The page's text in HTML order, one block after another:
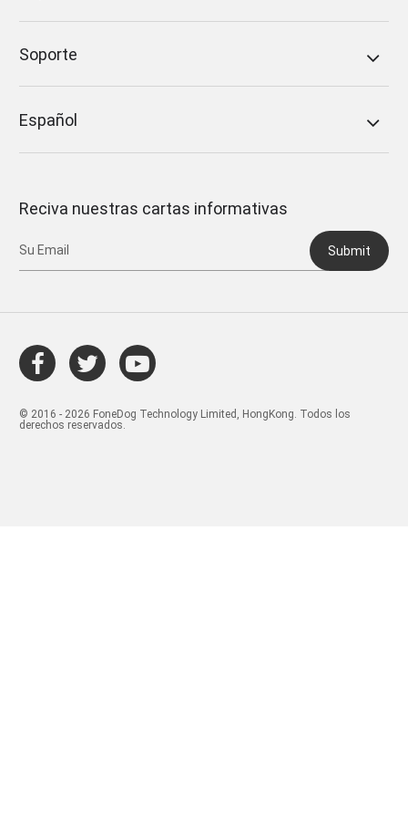
Soporte
Español
Reciva nuestras cartas informativas
Submit
© 2016 - 2026 FoneDog Technology Limited, HongKong. Todos los
derechos reservados.